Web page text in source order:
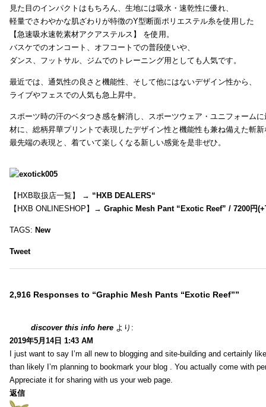
見た目のインパクトはもちろん、生地には吸水・速乾性に優れ、
軽量でさわやかな肌ざわりが特徴のY型断面ポリエステル糸を使用した
【急速吸水速乾素材アクアステルス】 を使用。
バスケでのオンコート、オフコートでの普段使いや、
ダンス、フットサル、ジムでのトレーニング用としても人気です。
最近では、通気性の良さと機能性、そして他にはないデザイン性から、
ライブやフェスでの人気も急上昇中。
スポーツ時の汗のベタつき感を解消し、スポーツウェア・ユニフォーム
材に、総柄昇華プリントで表現したデザイン性と機能性も兼ね備えた斬
最先端の表現と、着ていて楽しくなる新しい感覚を是非ぜひ。
【HXB取扱店一覧】 → “HXB DEALERS“
【HXB ONLINESHOP】→ Graphic Mesh Pant “Exotic Reef” / 7200円
TAGS: New
Tweet
2,916 Responses to “Graphic Mesh Pants “Exotic Reef””
discover this info here より:
2019年5月14日 1:43 AM
I just want to say I’m all new to blogging and site-building and certainly
than likely I’m planning to bookmark your blog . You actually come with
Appreciate it for sharing with us your web page.
返信